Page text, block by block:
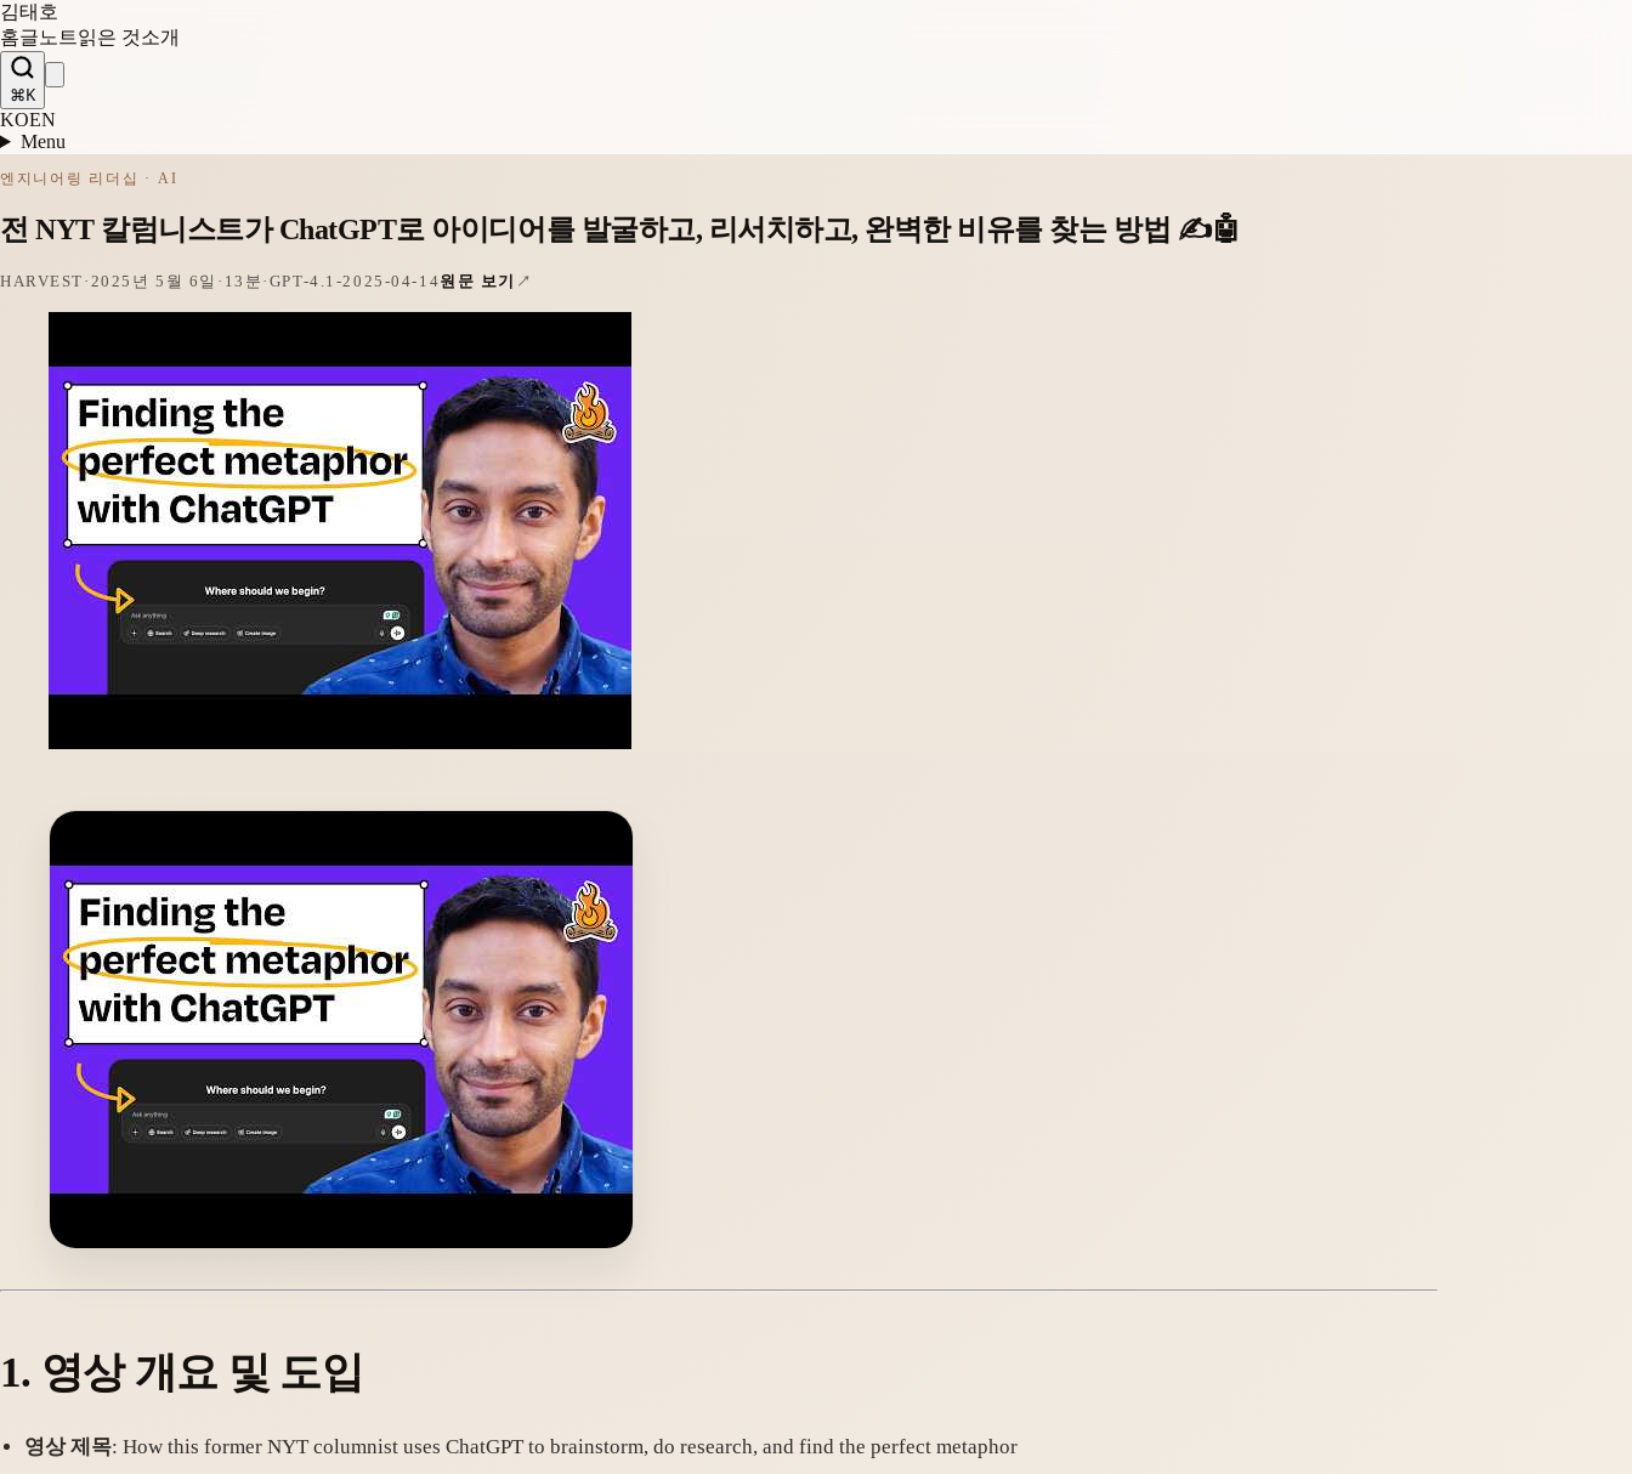
김태호
홈글 노트읽은 것소개
⌘K
KOEN
Menu
엔지니어링 리더십 · AI
전 NYT 칼럼니스트가 ChatGPT로 아이디어를 발굴하고, 리서치하고, 완벽한 비유를 찾는 방법 ✍️🤖
HARVEST · 2025년 5월 6일 · 13분 · GPT-4.1-2025-04-14원문 보기
1. 영상 개요 및 도입
영상 제목: How this former NYT columnist uses ChatGPT to brainstorm, do research, and find the perfect metaphor